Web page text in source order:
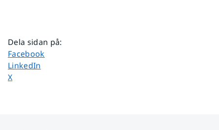
Dela sidan på:
Dela sidan på
Facebook
Dela sidan på
LinkedIn
Dela sidan på
X